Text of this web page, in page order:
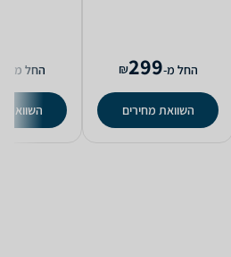
החל מ-299
₪
השוואת מחירים
החל מ-
השוואת